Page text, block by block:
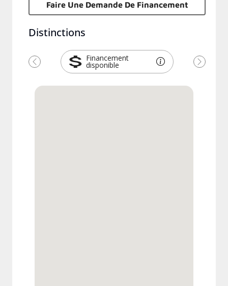
Faire Une Demande De Financement
Distinctions
Financement
disponible
Précédent Suivant